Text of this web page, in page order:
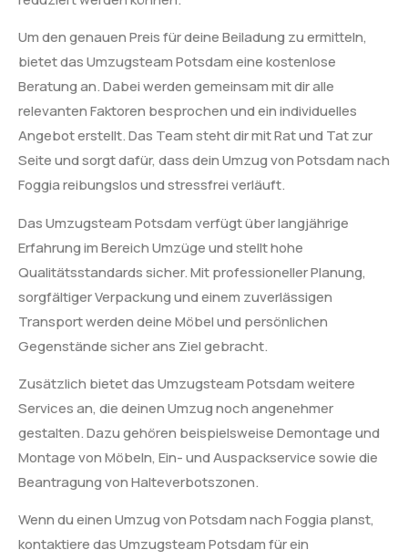
Um den genauen Preis für deine Beiladung zu ermitteln,
bietet das Umzugsteam Potsdam eine kostenlose
Beratung an. Dabei werden gemeinsam mit dir alle
relevanten Faktoren besprochen und ein individuelles
Angebot erstellt. Das Team steht dir mit Rat und Tat zur
Seite und sorgt dafür, dass dein Umzug von Potsdam nach
Foggia reibungslos und stressfrei verläuft.
Das Umzugsteam Potsdam verfügt über langjährige
Erfahrung im Bereich Umzüge und stellt hohe
Qualitätsstandards sicher. Mit professioneller Planung,
sorgfältiger Verpackung und einem zuverlässigen
Transport werden deine Möbel und persönlichen
Gegenstände sicher ans Ziel gebracht.
Zusätzlich bietet das Umzugsteam Potsdam weitere
Services an, die deinen Umzug noch angenehmer
gestalten. Dazu gehören beispielsweise Demontage und
Montage von Möbeln, Ein- und Auspackservice sowie die
Beantragung von Halteverbotszonen.
Wenn du einen Umzug von Potsdam nach Foggia planst,
kontaktiere das Umzugsteam Potsdam für ein